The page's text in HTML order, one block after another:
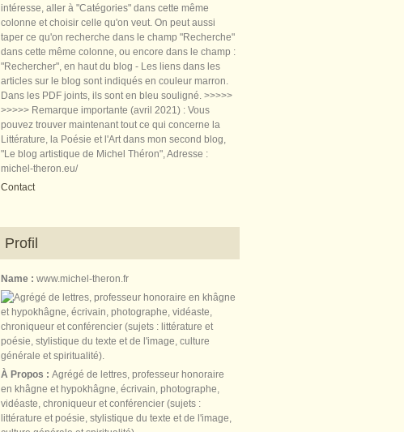
intéresse, aller à "Catégories" dans cette même
colonne et choisir celle qu'on veut. On peut aussi
taper ce qu'on recherche dans le champ "Recherche"
dans cette même colonne, ou encore dans le champ :
"Rechercher", en haut du blog - Les liens dans les
articles sur le blog sont indiqués en couleur marron.
Dans les PDF joints, ils sont en bleu souligné. >>>>>
>>>>> Remarque importante (avril 2021) : Vous
pouvez trouver maintenant tout ce qui concerne la
Littérature, la Poésie et l'Art dans mon second blog,
"Le blog artistique de Michel Théron", Adresse :
michel-theron.eu/
Contact
Profil
Name : www.michel-theron.fr
À Propos : Agrégé de lettres, professeur honoraire
en khâgne et hypokhâgne, écrivain, photographe,
vidéaste, chroniqueur et conférencier (sujets :
littérature et poésie, stylistique du texte et de l'image,